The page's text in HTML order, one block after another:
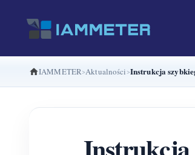
IAMMETER Aktualności Instrukcja